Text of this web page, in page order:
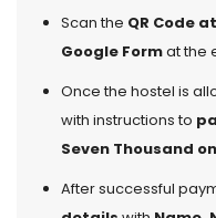
Scan the QR Code
Google Format the
Once the hostel is
with instructions to
Seven Thousand
After successful